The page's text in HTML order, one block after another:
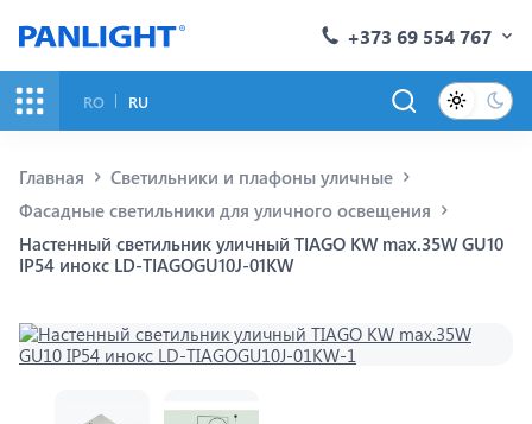
+373 69 554 767
RO RU
Главная
Светильники и плафоны уличные
Фасадные светильники для уличного освещения
Настенный светильник уличный TIAGO KW max.35W GU10
IP54 инокс LD-TIAGOGU10J-01KW